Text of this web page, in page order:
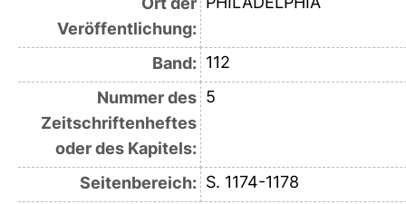
Veröffentlichung:
Band: 112
Nummer des
Zeitschriftenheftes
oder des Kapitels:
5
Seitenbereich: S. 1174-1178